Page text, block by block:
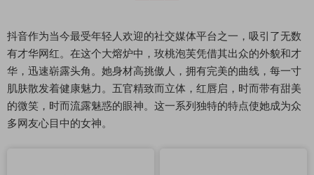
抖音作为当今最受年轻人欢迎的社交媒体平台之一，吸引了无数
有才华网红。在这个大熔炉中，玫桃泡芙凭借其出众的外貌和才
华，迅速崭露头角。她身材高挑傲人，拥有完美的曲线，每一寸
肌肤散发着健康魅力。五官精致而立体，红唇启，时而带有甜美
的微笑，时而流露魅惑的眼神。这一系列独特的特点使她成为众
多网友心目中的女神。